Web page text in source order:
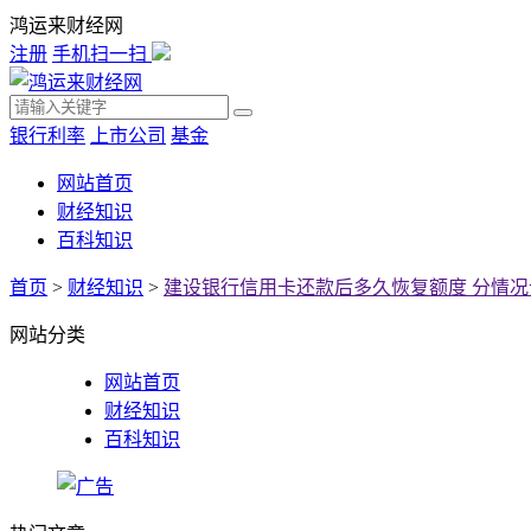
鸿运来财经网
注册 手机扫一扫
银行利率 上市公司 基金
网站首页
财经知识
百科知识
首页 > 财经知识 > 建设银行信用卡还款后多久恢复额度 分情
网站分类
网站首页
财经知识
百科知识